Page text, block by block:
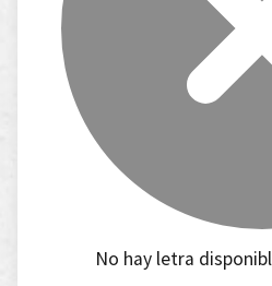
No hay letra